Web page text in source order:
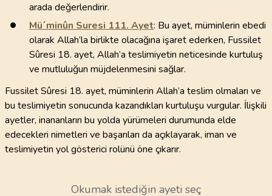
arada değerlendirir.
Mü´minûn Suresi 111. Ayet: Bu ayet, müminlerin ebedi
olarak Allah’la birlikte olacağına işaret ederken, Fussilet
Sûresi 18. ayet, Allah’a teslimiyetin neticesinde kurtuluş
ve mutluluğun müjdelenmesini sağlar.
Fussilet Sûresi 18. ayet, müminlerin Allah’a teslim olmaları ve
bu teslimiyetin sonucunda kazandıkları kurtuluşu vurgular. İlişkili
ayetler, inananların bu yolda yürümeleri durumunda elde
edecekleri nimetleri ve başarıları da açıklayarak, iman ve
teslimiyetin yol gösterici rolünü öne çıkarır.
Okumak istediğin ayeti seç